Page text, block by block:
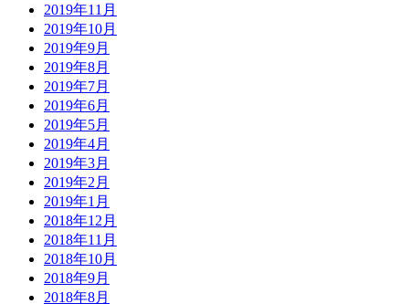
2019年11月
2019年10月
2019年9月
2019年8月
2019年7月
2019年6月
2019年5月
2019年4月
2019年3月
2019年2月
2019年1月
2018年12月
2018年11月
2018年10月
2018年9月
2018年8月